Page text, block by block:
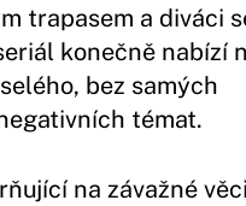
trapasem a diváci
konečně nabízí
bez samých
témat.
na závažné